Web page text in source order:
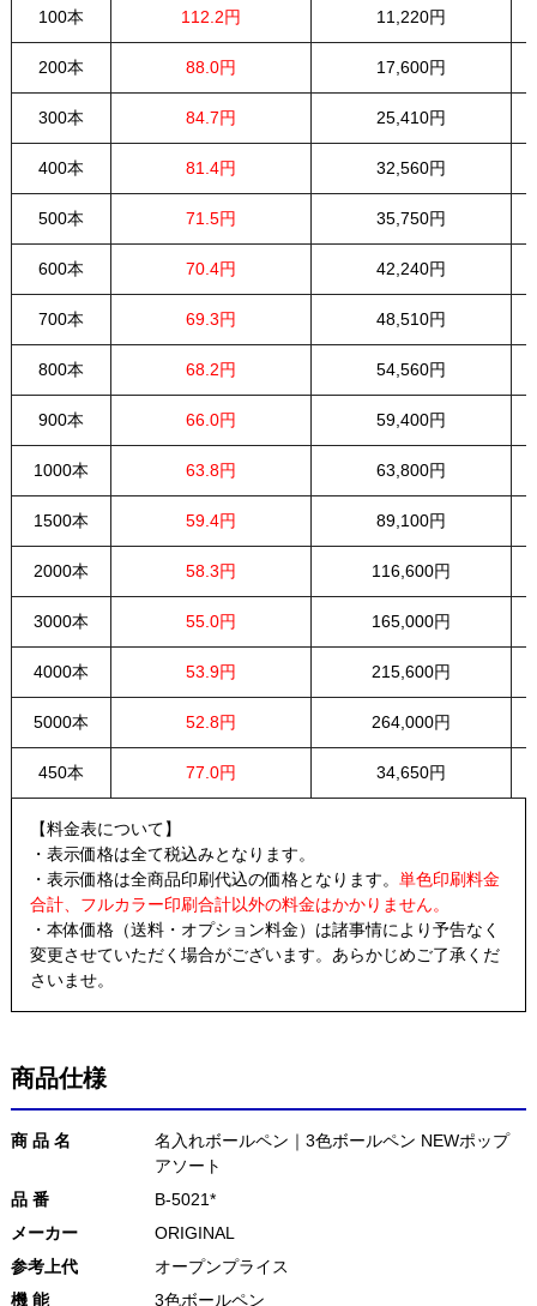
100本 112.2円 11,220円
200本 88.0円 17,600円
300本 84.7円 25,410円
400本 81.4円 32,560円
500本 71.5円 35,750円
600本 70.4円 42,240円
700本 69.3円 48,510円
800本 68.2円 54,560円
900本 66.0円 59,400円
1000本 63.8円 63,800円
1500本 59.4円 89,100円
2000本 58.3円 116,600円
3000本 55.0円 165,000円
4000本 53.9円 215,600円
5000本 52.8円 264,000円
450本 77.0円 34,650円
【料金表について】
・表示価格は全て税込みとなります。
・表示価格は全商品印刷代込の価格となります。 単色印刷料金
合計、フルカラー印刷合計以外の料金はかかりません。
・本体価格（送料・オプション料金）は諸事情により予告なく
変更させていただく場合がございます。あらかじめご了承くだ
さいませ。
商品仕様
商 品 名
名入れボールペン｜3色ボールペン NEWポップ
アソート
品 番
B-5021*
メーカー
ORIGINAL
参考上代
オープンプライス
機 能
3色ボールペン